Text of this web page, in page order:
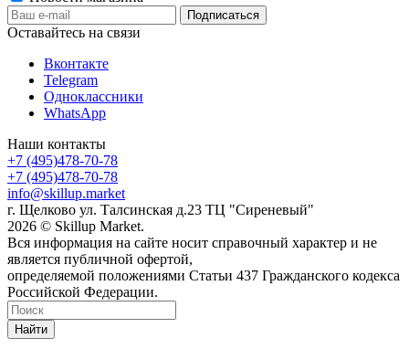
Оставайтесь на связи
Вконтакте
Telegram
Одноклассники
WhatsApp
Наши контакты
+7 (495)478-70-78
+7 (495)478-70-78
info@skillup.market
г. Щелково ул. Талсинская д.23 ТЦ "Сиреневый"
2026 © Skillup Market.
Вся информация на сайте носит справочный характер и не
является публичной офертой,
определяемой положениями Статьи 437 Гражданского кодекса
Российской Федерации.
Найти